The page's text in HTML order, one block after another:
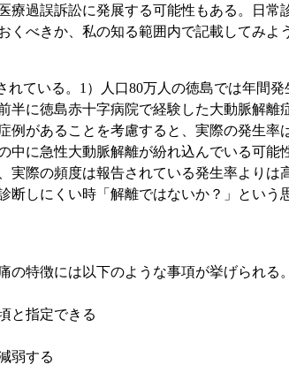
療過誤訴訟に発展する可能性もある。日常
くべきか、私の知る範囲内で記載してみよ
ている。1）人口80万人の徳島では年間発
半に徳島赤十字病院で経験した大動脈解離
例があることを考慮すると、実際の発生率
中に急性大動脈解離が紛れ込んでいる可能
実際の頻度は報告されている発生率よりは
断しにくい時「解離ではないか？」という
特徴には以下のような事項が挙げられる。
と指定できる
弱する